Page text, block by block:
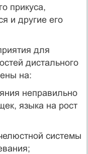
прикуса,
и другие его
для
дистального
на:
неправильно
языка на рост
системы